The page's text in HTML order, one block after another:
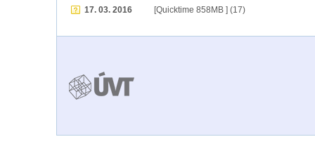
17. 03. 2016
[Quicktime 858MB ] (17)